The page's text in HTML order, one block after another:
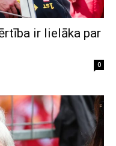
ir lielāka par
0